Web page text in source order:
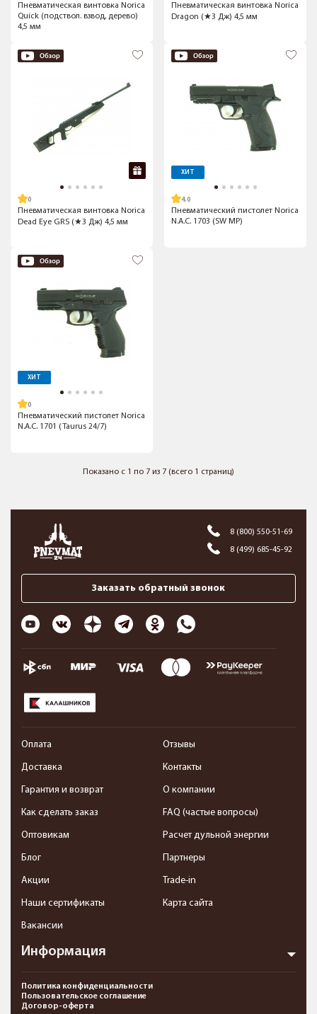
Пневматическая винтовка Norica
Quick (подствол. взвод, дерево)
4,5 мм
Пневматическая винтовка Norica
Dragon (★3 Дж) 4,5 мм
Пневматическая винтовка Norica
Dead Eye GRS (★3 Дж) 4,5 мм
ХИТ
4.0
Пневматический пистолет Norica
N.A.C. 1703 (SW MP)
ХИТ
Пневматический пистолет Norica
N.A.C. 1701 (Taurus 24/7)
Показано с 1 по 7 из 7 (всего 1 страниц)
8 (800) 550-51-69
8 (499) 685-45-92
Заказать обратный звонок
Информация
Оплата
Доставка
Гарантия и возврат
Как сделать заказ
Оптовикам
Блог
Акции
Наши сертификаты
Вакансии
Отзывы
Контакты
О компании
FAQ (частые вопросы)
Расчет дульной энергии
Партнеры
Trade-in
Карта сайта
Политика конфиденциальности
Пользовательское соглашение
Договор-оферта